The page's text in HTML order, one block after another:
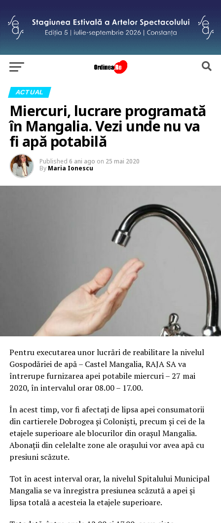
ACTUAL
Miercuri, lucrare programată
în Mangalia. Vezi unde nu va
fi apă potabilă
Published 6 ani ago on 25 mai 2020
By Maria Ionescu
Pentru executarea unor lucrări de reabilitare la nivelul
Gospodăriei de apă – Castel Mangalia, RAJA SA va
întrerupe furnizarea apei potabile miercuri – 27 mai
2020, în intervalul orar 08.00 – 17.00.
În acest timp, vor fi afectați de lipsa apei consumatorii
din cartierele Dobrogea și Coloniști, precum și cei de la
etajele superioare ale blocurilor din orașul Mangalia.
Abonații din celelalte zone ale orașului vor avea apă cu
presiuni scăzute.
Tot în acest interval orar, la nivelul Spitalului Municipal
Mangalia se va înregistra presiunea scăzută a apei și
lipsa totală a acesteia la etajele superioare.